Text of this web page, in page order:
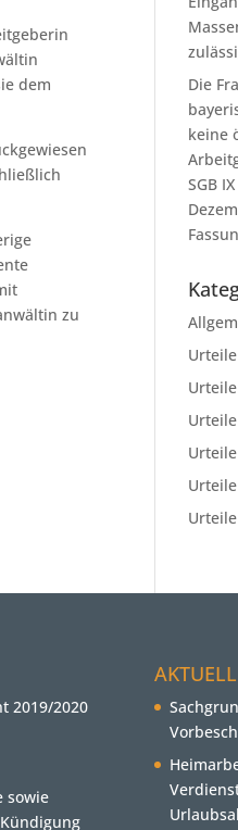
dem
zu
Die
keine
SGB
2019/2020
sowie